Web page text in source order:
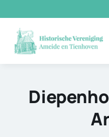
naar
inhoud